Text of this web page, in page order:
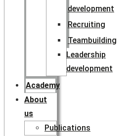
development
Recruiting
Teambuilding
Leadership
development
Academy
About
us
Publications